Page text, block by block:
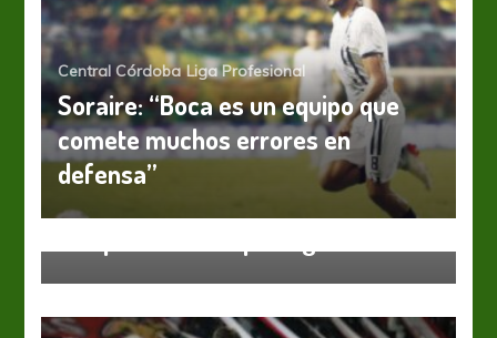
Central Córdoba Liga Profesional
Soraire: “Boca es un equipo que
comete muchos errores en
defensa”
Independiente